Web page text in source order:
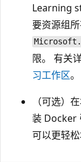
Learning
要资源组
限。 有关
习工作区。
（可选）
装 Docker
可以更轻松